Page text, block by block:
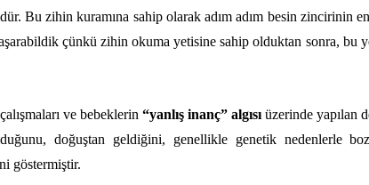
Bu zihin kuramına sahip olarak adım adım besin zincirinin
çünkü zihin okuma yetisine sahip olduktan sonra, bu
ve bebeklerin “yanlış inanç” algısı üzerinde yapılan
doğuştan geldiğini, genellikle genetik nedenlerle
göstermiştir.